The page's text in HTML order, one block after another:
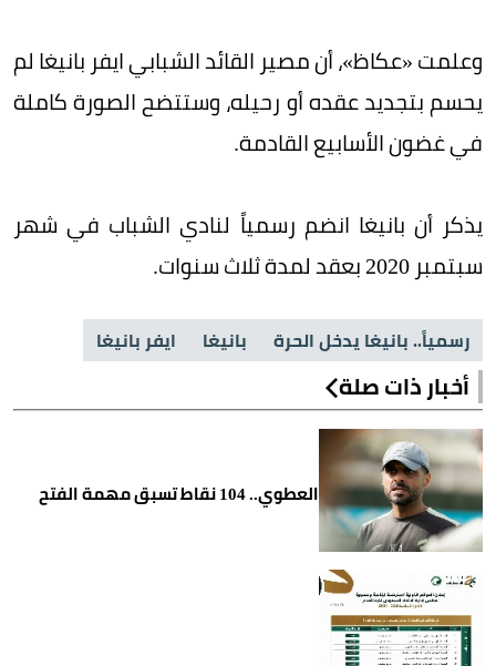
وعلمت «عكاظ»، أن مصير القائد الشبابي ايفر بانيغا لم
يحسم بتجديد عقده أو رحيله، وستتضح الصورة كاملة
في غضون الأسابيع القادمة.
يذكر أن بانيغا انضم رسمياً لنادي الشباب في شهر
سبتمبر 2020 بعقد لمدة ثلاث سنوات.
رسمياً.. بانيغا يدخل الحرة بانيغا ايفر بانيغا
أخبار ذات صلة
العطوي.. 104 نقاط تسبق مهمة الفتح